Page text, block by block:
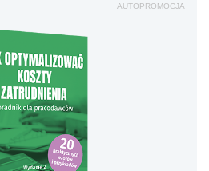
AUTOPROMOCJA